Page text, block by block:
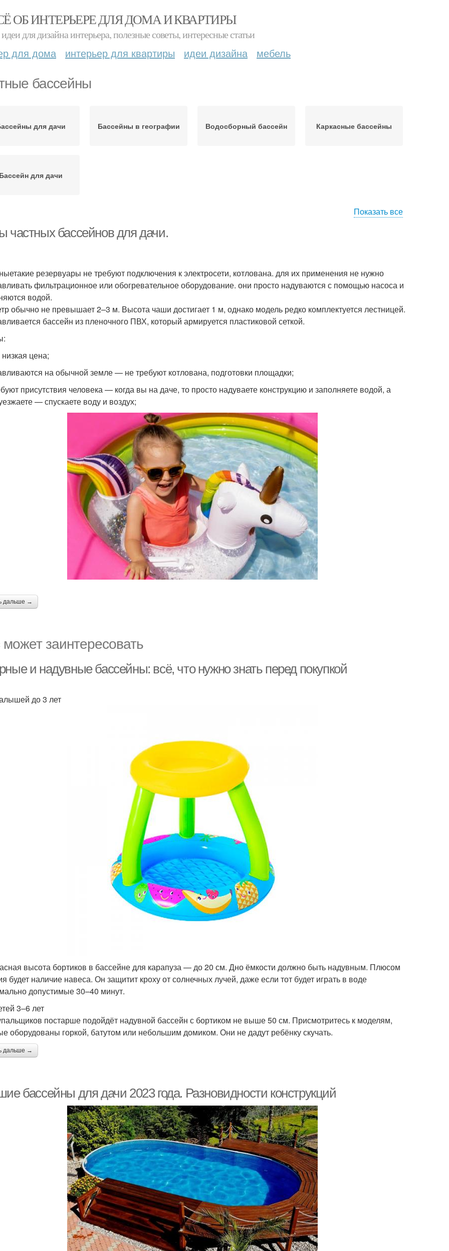
ОБ ИНТЕРЬЕРЕ ДЛЯ ДОМА И КВАРТИРЫ
для дизайна интерьера, полезные советы, интересные статьи
для дома интерьер для квартиры идеи дизайна мебель
бассейны
для дачи Бассейны в географии Водосборный бассейн Каркасные бассейны
Бассейн для дачи
Показать все
частных бассейнов для дачи.
резервуары не требуют подключения к электросети, котлована. для их применения не нужно
фильтрационное или обогревательное оборудование. они просто надуваются с помощью насоса и
водой.
обычно не превышает 2–3 м. Высота чаши достигает 1 м, однако модель редко комплектуется лестницей.
бассейн из пленочного ПВХ, который армируется пластиковой сеткой.
цена;
на обычной земле — не требуют котлована, подготовки площадки;
присутствия человека — когда вы на даче, то просто надуваете конструкцию и заполняете водой, а
— спускаете воду и воздух;
дальше →
заинтересовать
и надувные бассейны: всё, что нужно знать перед покупкой
до 3 лет
высота бортиков в бассейне для карапуза — до 20 см. Дно ёмкости должно быть надувным. Плюсом
будет наличие навеса. Он защитит кроху от солнечных лучей, даже если тот будет играть в воде
допустимые 30–40 минут.
3–6 лет
постарше подойдёт надувной бассейн с бортиком не выше 50 см. Присмотритесь к моделям,
оборудованы горкой, батутом или небольшим домиком. Они не дадут ребёнку скучать.
дальше →
бассейны для дачи 2023 года. Разновидности конструкций